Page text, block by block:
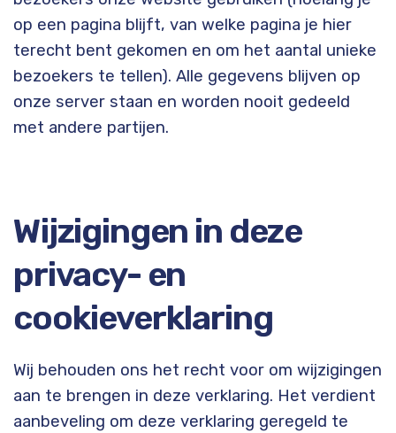
op een pagina blijft, van welke pagina je hier
terecht bent gekomen en om het aantal unieke
bezoekers te tellen). Alle gegevens blijven op
onze server staan en worden nooit gedeeld
met andere partijen.
Wijzigingen in deze
privacy- en
cookieverklaring
Wij behouden ons het recht voor om wijzigingen
aan te brengen in deze verklaring. Het verdient
aanbeveling om deze verklaring geregeld te